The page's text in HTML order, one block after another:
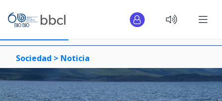
Sociedad > Noticia